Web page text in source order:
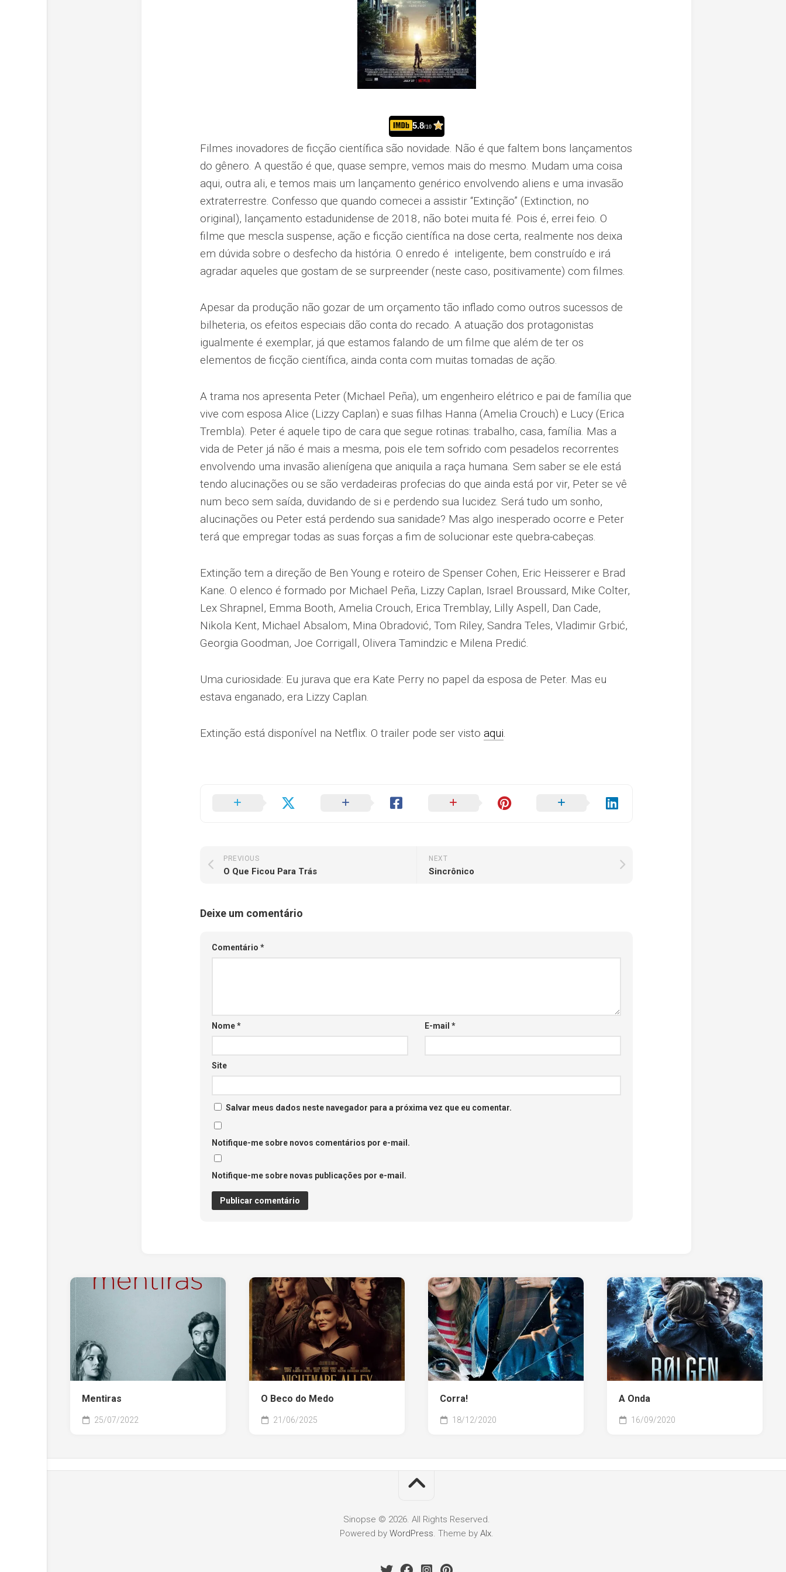
5.8/10
Filmes inovadores de ficção científica são novidade. Não é que faltem bons lançamentos
do gênero. A questão é que, quase sempre, vemos mais do mesmo. Mudam uma coisa
aqui, outra ali, e temos mais um lançamento genérico envolvendo aliens e uma invasão
extraterrestre. Confesso que quando comecei a assistir “Extinção” (Extinction, no
original), lançamento estadunidense de 2018, não botei muita fé. Pois é, errei feio. O
filme que mescla suspense, ação e ficção científica na dose certa, realmente nos deixa
em dúvida sobre o desfecho da história. O enredo é inteligente, bem construído e irá
agradar aqueles que gostam de se surpreender (neste caso, positivamente) com filmes.
Apesar da produção não gozar de um orçamento tão inflado como outros sucessos de
bilheteria, os efeitos especiais dão conta do recado. A atuação dos protagonistas
igualmente é exemplar, já que estamos falando de um filme que além de ter os
elementos de ficção científica, ainda conta com muitas tomadas de ação.
A trama nos apresenta Peter (Michael Peña), um engenheiro elétrico e pai de família que
vive com esposa Alice (Lizzy Caplan) e suas filhas Hanna (Amelia Crouch) e Lucy (Erica
Trembla). Peter é aquele tipo de cara que segue rotinas: trabalho, casa, família. Mas a
vida de Peter já não é mais a mesma, pois ele tem sofrido com pesadelos recorrentes
envolvendo uma invasão alienígena que aniquila a raça humana. Sem saber se ele está
tendo alucinações ou se são verdadeiras profecias do que ainda está por vir, Peter se vê
num beco sem saída, duvidando de si e perdendo sua lucidez. Será tudo um sonho,
alucinações ou Peter está perdendo sua sanidade? Mas algo inesperado ocorre e Peter
terá que empregar todas as suas forças a fim de solucionar este quebra-cabeças.
Extinção tem a direção de Ben Young e roteiro de Spenser Cohen, Eric Heisserer e Brad
Kane. O elenco é formado por Michael Peña, Lizzy Caplan, Israel Broussard, Mike Colter,
Lex Shrapnel, Emma Booth, Amelia Crouch, Erica Tremblay, Lilly Aspell, Dan Cade,
Nikola Kent, Michael Absalom, Mina Obradović, Tom Riley, Sandra Teles, Vladimir Grbić,
Georgia Goodman, Joe Corrigall, Olivera Tamindzic e Milena Predić.
Uma curiosidade: Eu jurava que era Kate Perry no papel da esposa de Peter. Mas eu
estava enganado, era Lizzy Caplan.
Extinção está disponível na Netflix. O trailer pode ser visto aqui.
NEXT
Sincrônico
PREVIOUS
O Que Ficou Para Trás
Deixe um comentário
Comentário *
Nome* E-mail *
Site
Salvar meus dados neste navegador para a próxima vez que eu comentar.
Notifique-me sobre novos comentários por e-mail.
Notifique-me sobre novas publicações por e-mail.
Mentiras
25/07/2022
O Beco do Medo
21/06/2025
Corra!
18/12/2020
A Onda
16/09/2020
Sinopse © 2026. All Rights Reserved.
Powered by WordPress. Theme by Alx.